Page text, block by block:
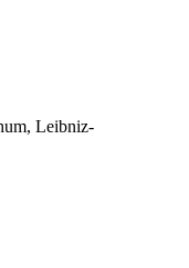
Leibniz-